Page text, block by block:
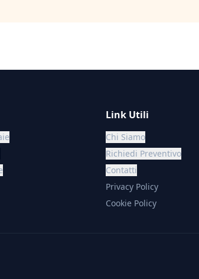
Link Utili
Chi Siamo
Richiedi Preventivo
Contatti
Privacy Policy
Cookie Policy